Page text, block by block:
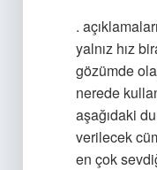
.
yalnız hız
gözümde
nerede
aşağıdaki
verilecek
en çok